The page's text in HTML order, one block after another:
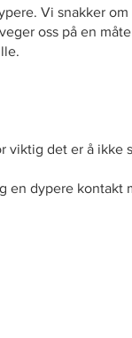
Vi snakker om
oss på en
viktig det er å ikke
en dypere kontakt